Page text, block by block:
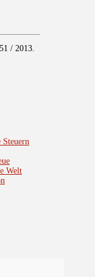
/ 2013.
Welt